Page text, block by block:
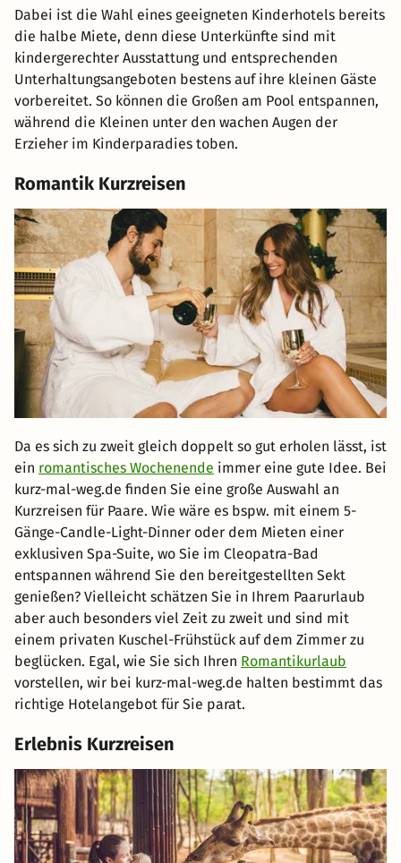
Dabei ist die Wahl eines geeigneten Kinderhotels bereits
die halbe Miete, denn diese Unterkünfte sind mit
kindergerechter Ausstattung und entsprechenden
Unterhaltungsangeboten bestens auf ihre kleinen Gäste
vorbereitet. So können die Großen am Pool entspannen,
während die Kleinen unter den wachen Augen der
Erzieher im Kinderparadies toben.
Romantik Kurzreisen
Da es sich zu zweit gleich doppelt so gut erholen lässt, ist
ein romantisches Wochenende immer eine gute Idee. Bei
kurz-mal-weg.de finden Sie eine große Auswahl an
Kurzreisen für Paare. Wie wäre es bspw. mit einem 5-
Gänge-Candle-Light-Dinner oder dem Mieten einer
exklusiven Spa-Suite, wo Sie im Cleopatra-Bad
entspannen während Sie den bereitgestellten Sekt
genießen? Vielleicht schätzen Sie in Ihrem Paarurlaub
aber auch besonders viel Zeit zu zweit und sind mit
einem privaten Kuschel-Frühstück auf dem Zimmer zu
beglücken. Egal, wie Sie sich Ihren Romantikurlaub
vorstellen, wir bei kurz-mal-weg.de halten bestimmt das
richtige Hotelangebot für Sie parat.
Erlebnis Kurzreisen